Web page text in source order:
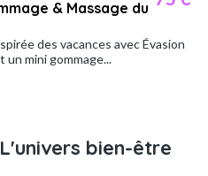
& Massage du
des vacances avec Évasion
un mini gommage...
bien-être